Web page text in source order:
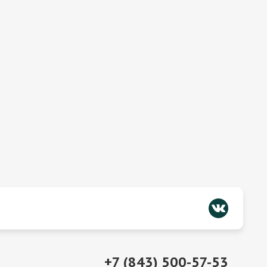
+7 (843) 500-57-53